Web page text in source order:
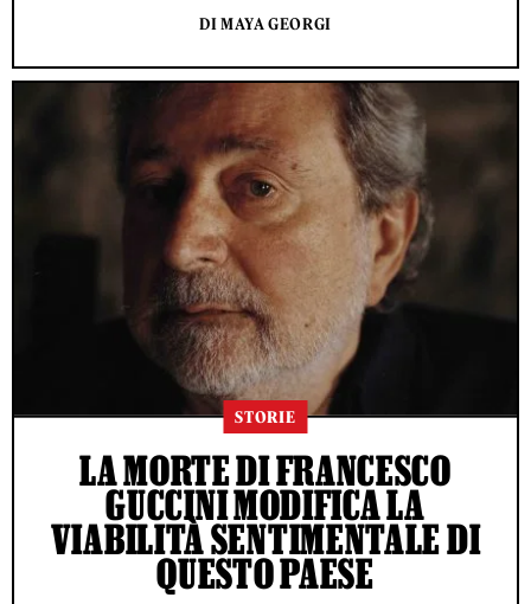
DI MAYA GEORGI
STORIE
LA MORTE DI FRANCESCO
GUCCINI MODIFICA LA
VIABILITÀ SENTIMENTALE DI
QUESTO PAESE